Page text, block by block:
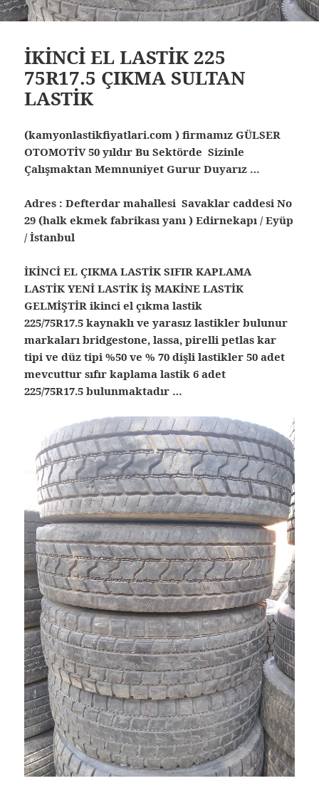
İKİNCİ EL LASTİK 225
75R17.5 ÇIKMA SULTAN
LASTİK
(kamyonlastikfiyatlari.com ) firmamız GÜLSER
OTOMOTİV 50 yıldır Bu Sektörde Sizinle
Çalışmaktan Memnuniyet Gurur Duyarız …
Adres : Defterdar mahallesi Savaklar caddesi No
29 (halk ekmek fabrikası yanı ) Edirnekapı / Eyüp
/ İstanbul
İKİNCİ EL ÇIKMA LASTİK SIFIR KAPLAMA
LASTİK YENİ LASTİK İŞ MAKİNE LASTİK
GELMİŞTİR ikinci el çıkma lastik
225/75R17.5 kaynaklı ve yarasız lastikler bulunur
markaları bridgestone, lassa, pirelli petlas kar
tipi ve düz tipi %50 ve % 70 dişli lastikler 50 adet
mevcuttur sıfır kaplama lastik 6 adet
225/75R17.5 bulunmaktadır …